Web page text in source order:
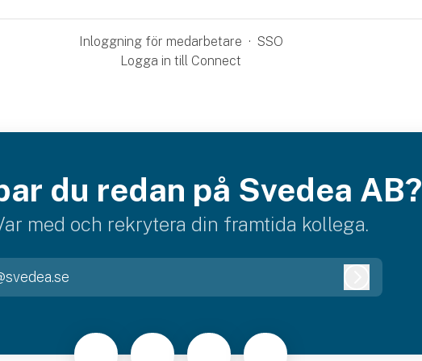
Inloggning för medarbetare · SSO
Logga in till Connect
du redan på Svedea AB?
med och rekrytera din framtida kollega.